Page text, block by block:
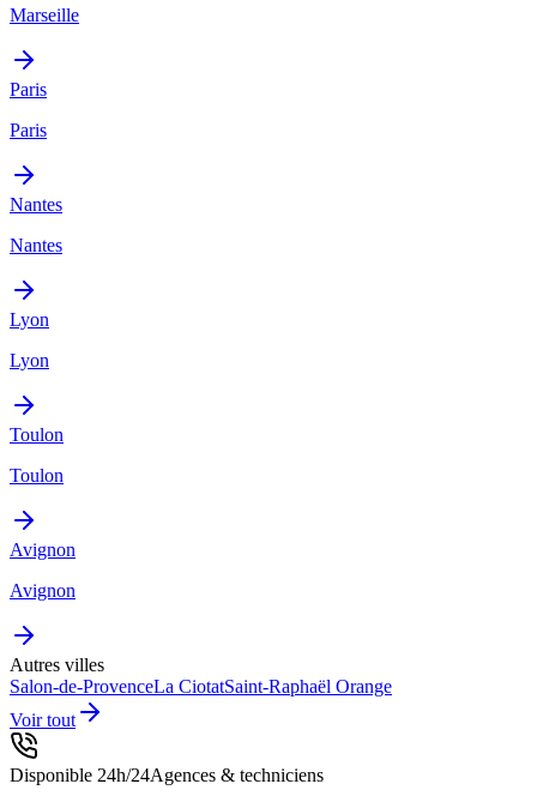
Marseille
Paris
Paris
Nantes
Nantes
Lyon
Lyon
Toulon
Toulon
Avignon
Avignon
Autres villes
Salon-de-ProvenceLa CiotatSaint-Raphaël Orange
Voir tout
Disponible 24h/24Agences & techniciens